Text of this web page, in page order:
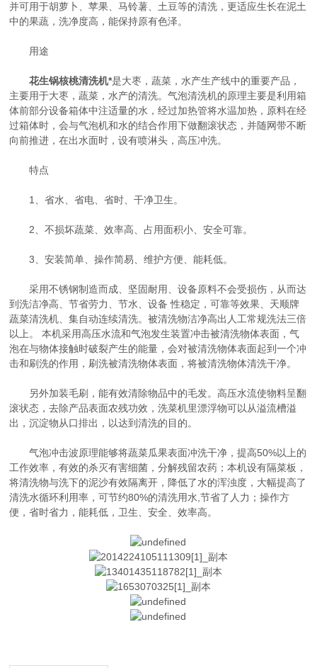
并可用于胡萝卜、苹果、马铃薯、土豆等的清洗，更适应生长在泥土
中的果蔬，洗净度高，能保持原有色泽。
用途
花生锅核桃清洗机*是大枣，蔬菜，水产生产线中的重要产品，
主要用于大枣，蔬菜，水产的清洗。气泡清洗机的原理主要是利用箱
体前部分设备箱体中注适量的水，经过加热管将水温加热，原料在经
过箱体时，会与气泡机和水的结合作用下做翻滚状态，并随网带不断
向前推进，在出水面时，设有喷淋头，高压冲洗。
特点
1、省水、省电、省时、干净卫生。
2、不损坏蔬菜、效率高、占用面积小、安全可靠。
3、安装简单、操作简易、维护方便、能耗低。
采用不锈钢制造而成、坚固耐用、设备原料不会受损伤，从而达
到洗洁净高、节省劳力、节水、设备 性稳定，可靠等效果、天顺牌
蔬菜清洗机、集自动连续清洗。被清洗物洁净高出人工常规洗法三倍
以上。 本机采用高压水流和气泡发生装置冲击被清洗物体表面，气
泡在与物体接触时破裂产生的能量，会对被清洗物体表面起到一个冲
击和刷洗的作用，刷洗被清洗物体表面，将被清洗物体清洗干净。
另外加装毛刷，能有效清除物品中的毛发。高压水流使物料呈翻
滚状态，去除产品表面农残功效，洗菜机里漂浮物可以从溢流槽溢
出，沉淀物从口排出，以达到清洗的目的。
气泡冲击波原理能够将蔬菜瓜果表面冲洗干净，提高50%以上的
工作效率，有效的杀灭有害细菌，分解残留农药；本机设有隔菜板，
将清洗物与洗下的泥沙有效隔离开，降低了水的浑浊度，大幅提高了
清洗水循环利用率，可节约80%的清洗用水,节省了人力；操作方
便，省时省力，能耗低，卫生、安全、效率高。